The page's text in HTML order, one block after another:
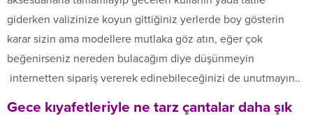
giderken valizinize koyun gittiğiniz yerlerde boy gösterin
karar sizin ama modellere mutlaka göz atın, eğer çok
beğenirseniz nereden bulacağım diye düşünmeyin
internetten sipariş vererek edinebileceğinizi de unutmayın..
Gece kıyafetleriyle ne tarz çantalar daha şık